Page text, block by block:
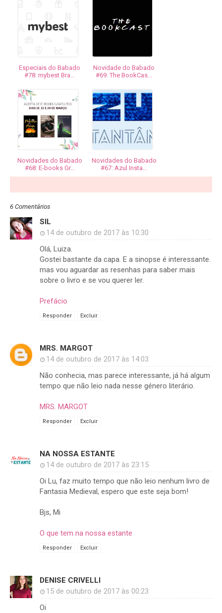
Especiais do Babado
#78: mybest Bra...
Novidade do Babado
#69: The BookCas...
Novidades do Babado
#68: E-books Gr...
Novidades do Babado
#67: Azul Insta...
6 Comentários
SIL
14 de outubro de 2017 às 10:30
Olá, Luiza.
Gostei bastante da capa. E a sinopse é interessante.
mas vou aguardar as resenhas para saber mais
sobre o livro e se vou querer ler.
Prefácio
Responder Excluir
MRS. MARGOT
14 de outubro de 2017 às 14:03
Não conhecia, mas parece interessante, já há algum
tempo que não leio nada nesse género literário.
MRS. MARGOT
Responder Excluir
NA NOSSA ESTANTE
14 de outubro de 2017 às 23:15
Oi Lu, faz muito tempo que não leio nenhum livro de
Fantasia Medieval, espero que este seja bom!
Bjs, Mi
O que tem na nossa estante
Responder Excluir
DENISE CRIVELLI
15 de outubro de 2017 às 00:23
Oi